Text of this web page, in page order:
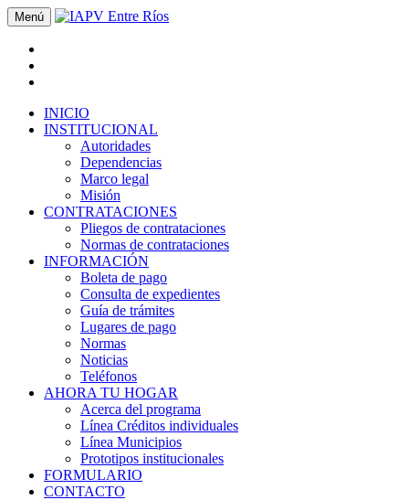
Menú
INICIO
INSTITUCIONAL
Autoridades
Dependencias
Marco legal
Misión
CONTRATACIONES
Pliegos de contrataciones
Normas de contrataciones
INFORMACIÓN
Boleta de pago
Consulta de expedientes
Guía de trámites
Lugares de pago
Normas
Noticias
Teléfonos
AHORA TU HOGAR
Acerca del programa
Línea Créditos individuales
Línea Municipios
Prototipos institucionales
FORMULARIO
CONTACTO